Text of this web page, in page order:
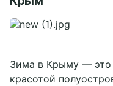
Зима в Крыму — это
красотой